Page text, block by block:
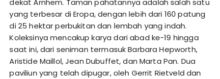
dekat Arnhem. Taman pahatannya adalah salah satu
yang terbesar di Eropa, dengan lebih dari 160 patung
di 25 hektar perbukitan dan lembah yang indah.
Koleksinya mencakup karya dari abad ke-19 hingga
saat ini, dari seniman termasuk Barbara Hepworth,
Aristide Maillol, Jean Dubuffet, dan Marta Pan. Dua
paviliun yang telah dipugar, oleh Gerrit Rietveld dan